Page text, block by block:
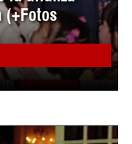
(+Fotos